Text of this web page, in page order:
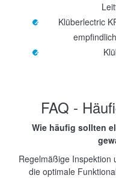
Klüberlectric
FAQ -
Wie häufig sollten
Regelmäßige Inspektion
die optimale